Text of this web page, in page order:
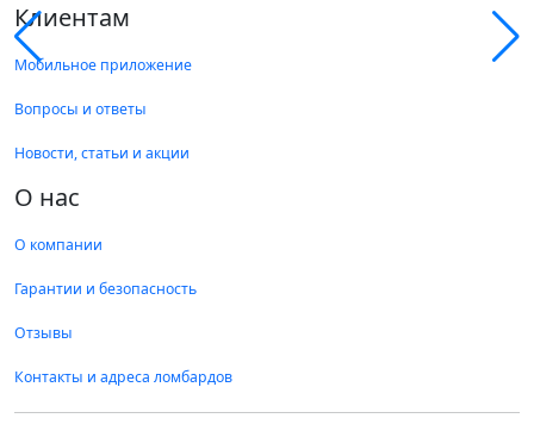
Клиентам
Мобильное приложение
Вопросы и ответы
Новости, статьи и акции
О нас
О компании
Гарантии и безопасность
Отзывы
Контакты и адреса ломбардов